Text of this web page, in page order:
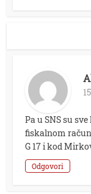
Pa u SNS su
fiskalnom
G 17 i kod
Odgovori